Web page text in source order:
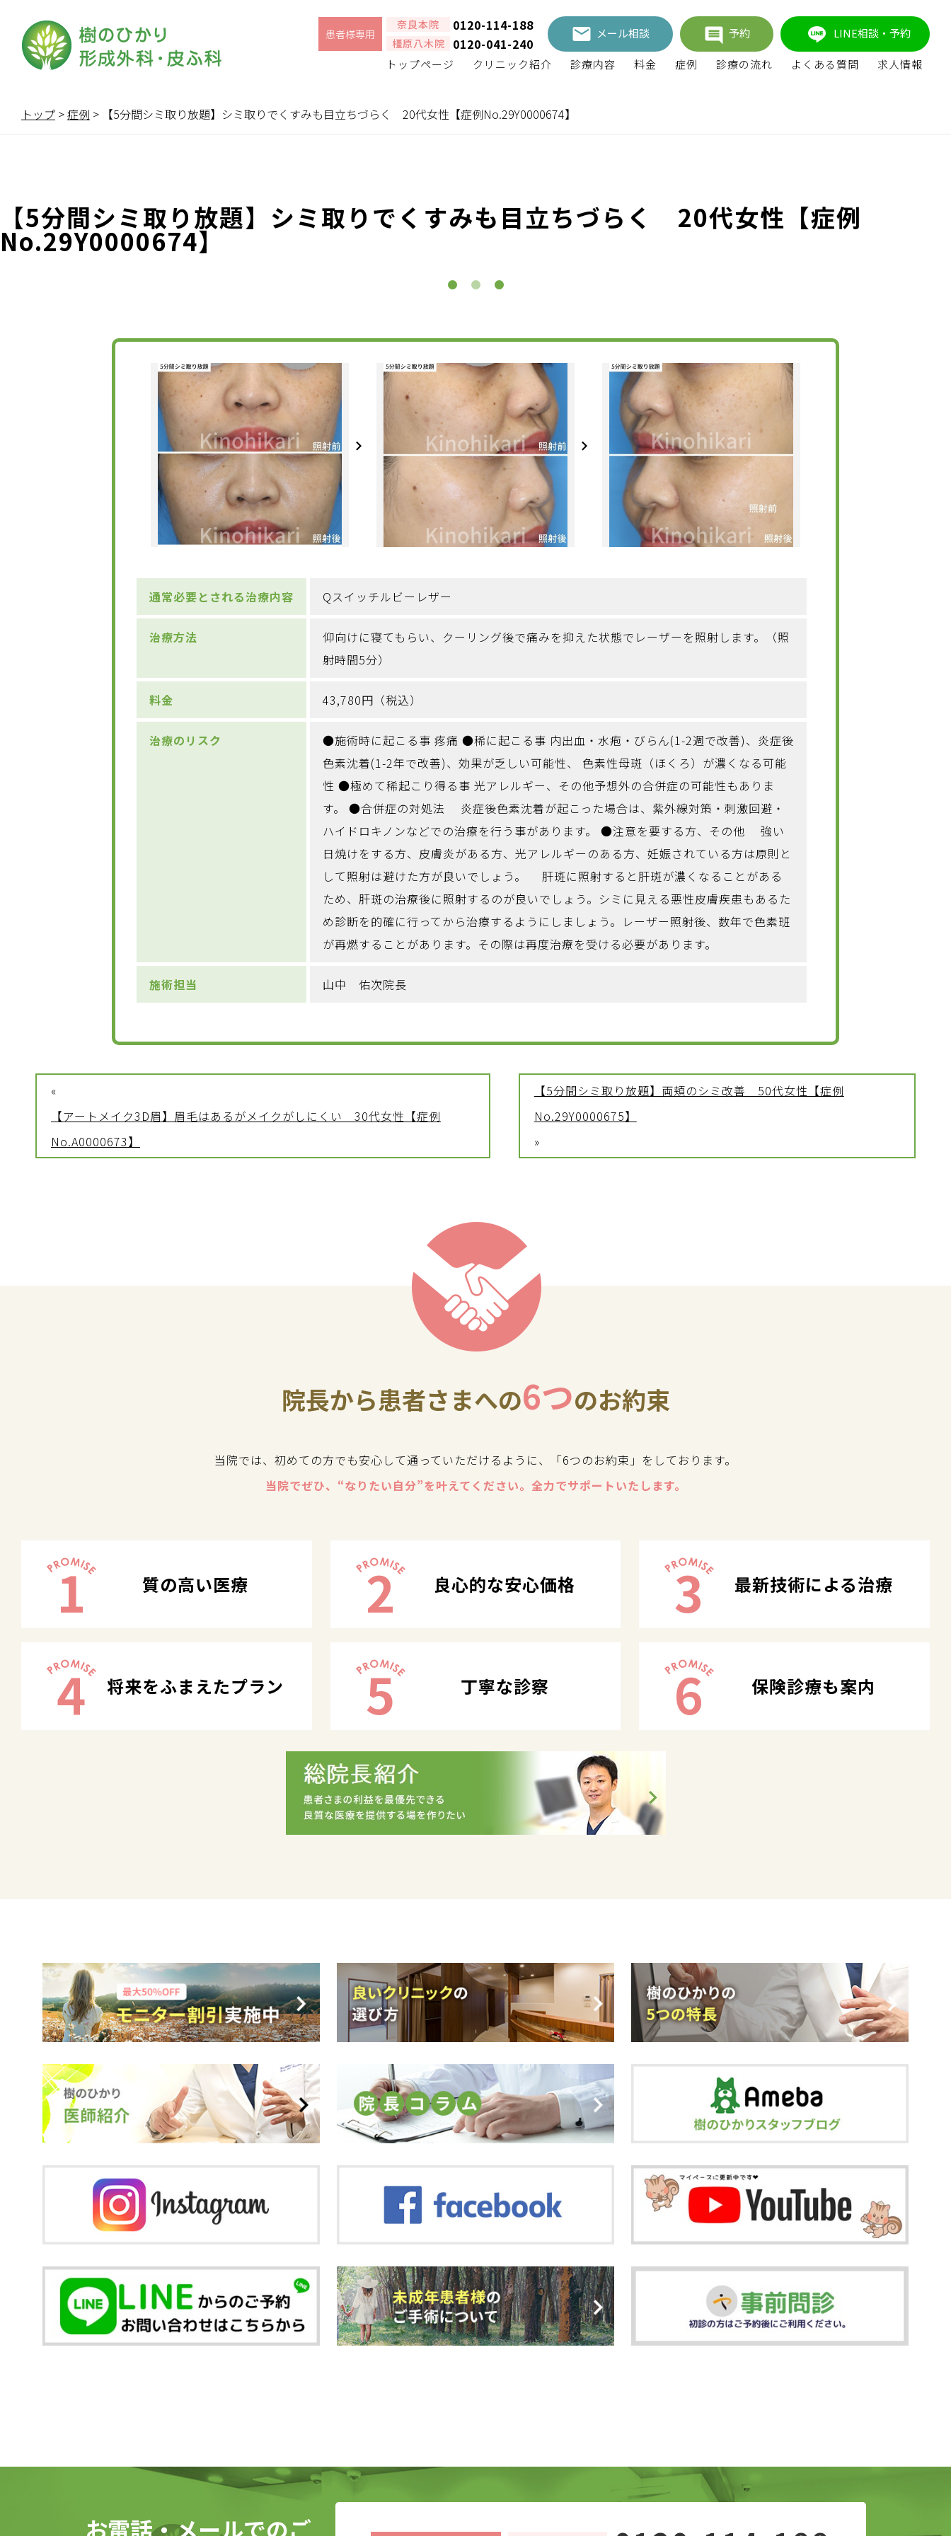
患者様専用
奈良本院 0120-114-188
橿原八木院 0120-041-240
メール相談 予約 LINE相談・予約
トップページ クリニック紹介 診療内容 料金 症例 診療の流れ よくある質問 求人情報
トップ >症例 > 【5分間シミ取り放題】シミ取りでくすみも目立ちづらく 20代女性【症例No.29Y0000674】
【5分間シミ取り放題】シミ取りでくすみも目立ちづらく 20代女性【症例
No.29Y0000674】
通常必要とされる治療内容 Qスイッチルビーレザー
治療方法
仰向けに寝てもらい、クーリング後で痛みを抑えた状態でレーザーを照射します。（照
射時間5分）
料金 43,780円（税込）
治療のリスク
●施術時に起こる事 疼痛 ●稀に起こる事 内出血・水疱・びらん(1-2週で改善)、炎症後
色素沈着(1-2年で改善)、効果が乏しい可能性、 色素性母斑（ほくろ）が濃くなる可能
性 ●極めて稀起こり得る事 光アレルギー、その他予想外の合併症の可能性もありま
す。 ●合併症の対処法 炎症後色素沈着が起こった場合は、紫外線対策・刺激回避・
ハイドロキノンなどでの治療を行う事があります。 ●注意を要する方、その他 強い
日焼けをする方、皮膚炎がある方、光アレルギーのある方、妊娠されている方は原則と
して照射は避けた方が良いでしょう。 肝斑に照射すると肝斑が濃くなることがある
ため、肝斑の治療後に照射するのが良いでしょう。シミに見える悪性皮膚疾患もあるた
め診断を的確に行ってから治療するようにしましょう。レーザー照射後、数年で色素班
が再燃することがあります。その際は再度治療を受ける必要があります。
施術担当 山中 佑次院長
«
【アートメイク3D眉】眉毛はあるがメイクがしにくい 30代女性【症例
No.A0000673】
【5分間シミ取り放題】両頬のシミ改善 50代女性【症例
No.29Y0000675】
»
院長から患者さまへの6つのお約束
当院では、初めての方でも安心して通っていただけるように、「6つのお約束」をしております。
当院でぜひ、“なりたい自分”を叶えてください。全力でサポートいたします。
1 質の高い医療 2 良心的な安心価格 3 最新技術による治療
4 将来をふまえたプラン 5 丁寧な診察 6 保険診療も案内
お電話・メールでのご